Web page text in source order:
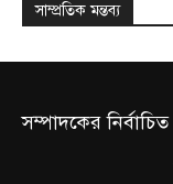
সাম্প্রতিক মন্তব্য
সম্পাদকের নির্বাচিত